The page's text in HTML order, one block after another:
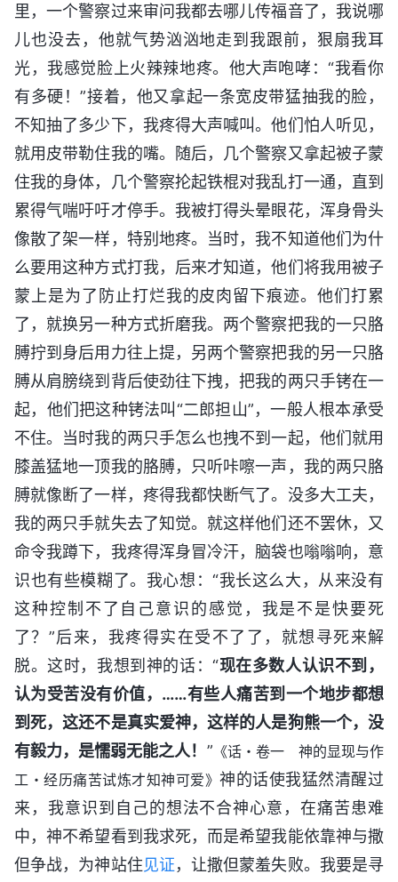
里，一个警察过来审问我都去哪儿传福音了，我说哪
儿也没去，他就气势汹汹地走到我跟前，狠扇我耳
光，我感觉脸上火辣辣地疼。他大声咆哮：“我看你
有多硬！”接着，他又拿起一条宽皮带猛抽我的脸，
不知抽了多少下，我疼得大声喊叫。他们怕人听见，
就用皮带勒住我的嘴。随后，几个警察又拿起被子蒙
住我的身体，几个警察抡起铁棍对我乱打一通，直到
累得气喘吁吁才停手。我被打得头晕眼花，浑身骨头
像散了架一样，特别地疼。当时，我不知道他们为什
么要用这种方式打我，后来才知道，他们将我用被子
蒙上是为了防止打烂我的皮肉留下痕迹。他们打累
了，就换另一种方式折磨我。两个警察把我的一只胳
膊拧到身后用力往上提，另两个警察把我的另一只胳
膊从肩膀绕到背后使劲往下拽，把我的两只手铐在一
起，他们把这种铐法叫“二郎担山”，一般人根本承受
不住。当时我的两只手怎么也拽不到一起，他们就用
膝盖猛地一顶我的胳膊，只听咔嚓一声，我的两只胳
膊就像断了一样，疼得我都快断气了。没多大工夫，
我的两只手就失去了知觉。就这样他们还不罢休，又
命令我蹲下，我疼得浑身冒冷汗，脑袋也嗡嗡响，意
识也有些模糊了。我心想：“我长这么大，从来没有
这种控制不了自己意识的感觉，我是不是快要死
了？”后来，我疼得实在受不了了，就想寻死来解
脱。这时，我想到神的话：“现在多数人认识不到，
认为受苦没有价值，……有些人痛苦到一个地步都想
到死，这还不是真实爱神，这样的人是狗熊一个，没
有毅力，是懦弱无能之人！ ” 《话・卷一 神的显现与作
工・经历痛苦试炼才知神可爱》神的话使我猛然清醒过
来，我意识到自己的想法不合神心意，在痛苦患难
中，神不希望看到我求死，而是希望我能依靠神与撒
但争战，为神站住见证，让撒但蒙羞失败。我要是寻